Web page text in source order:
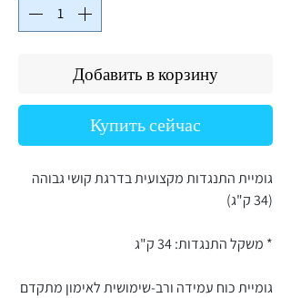
Добавить в корзину
Купить сейчас
גומיית התנגדות מקצועית בדרגת קושי גבוהה
(34 ק"ג)
* משקל התנגדות: 34 ק"ג
גומיית כוח עמידה ורב-שימושית לאימון מתקדם